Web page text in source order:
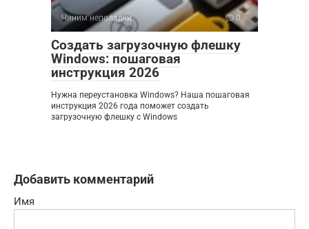
Чиним неполадки 0
Создать загрузочную флешку
Windows: пошаговая
инструкция 2026
Нужна переустановка Windows? Наша пошаговая
инструкция 2026 года поможет создать
загрузочную флешку с Windows
Добавить комментарий
Имя